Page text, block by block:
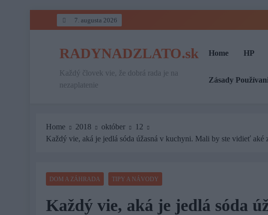
7. augusta 2026
RADYNADZLATO.sk
Každý človek vie, že dobrá rada je na
nezaplatenie
Home HP
Zásady
Home 2018 október
12
Každý vie, aká je jedlá sóda úžasná v kuchyni. Mali by ste vidieť aké
DOM A ZÁHRADA TIPY A NÁVODY
Každý vie, aká je jedlá sóda